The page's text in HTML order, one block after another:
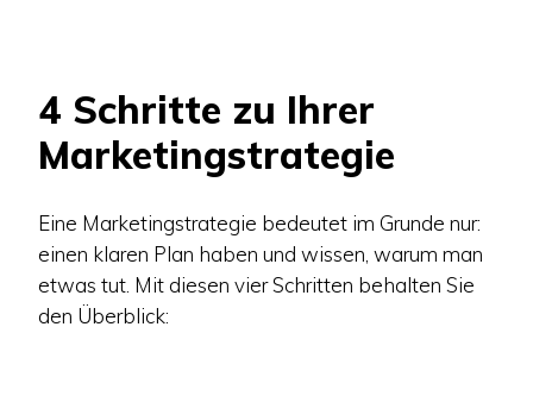
4 Schritte zu Ihrer
Marketingstrategie
Eine Marketingstrategie bedeutet im Grunde nur:
einen klaren Plan haben und wissen, warum man
etwas tut. Mit diesen vier Schritten behalten Sie
den Überblick: